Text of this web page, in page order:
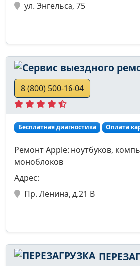
ул. Энгельса, 75
8 (800) 500-16-04
Бесплатная диагностика Оплата
Ремонт Apple: ноутбуков,
моноблоков
Адрес:
Пр. Ленина, д.21 В